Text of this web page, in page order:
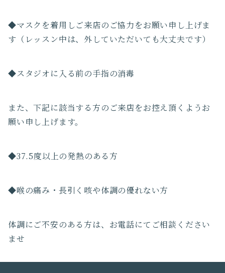
◆マスクを着用しご来店のご協力をお願い申し上げま
す（レッスン中は、外していただいても大丈夫です）
◆スタジオに入る前の手指の消毒
また、下記に該当する方のご来店をお控え頂くようお
願い申し上げます。
◆37.5度以上の発熱のある方
◆喉の痛み・長引く咳や体調の優れない方
体調にご不安のある方は、お電話にてご相談ください
ませ